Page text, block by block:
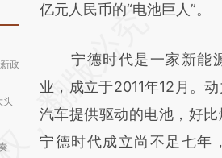
政
头
亿元人民币的“电池巨人”。
宁德时代是一家新能
业，成立于2011年12月。
汽车提供驱动的电池，好比
宁德时代成立尚不足七年